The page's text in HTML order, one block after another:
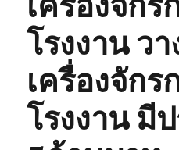
โรงงาน ว
เครื่องจักร
โรงงาน มี